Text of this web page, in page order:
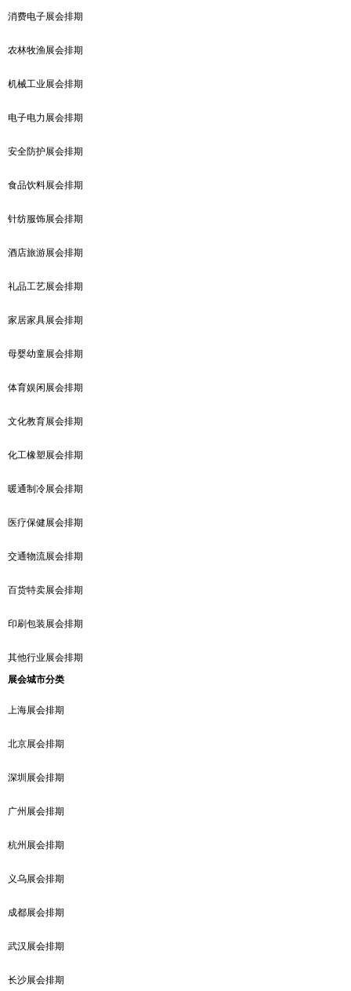
消费电子展会排期
农林牧渔展会排期
机械工业展会排期
电子电力展会排期
安全防护展会排期
食品饮料展会排期
针纺服饰展会排期
酒店旅游展会排期
礼品工艺展会排期
家居家具展会排期
母婴幼童展会排期
体育娱闲展会排期
文化教育展会排期
化工橡塑展会排期
暖通制冷展会排期
医疗保健展会排期
交通物流展会排期
百货特卖展会排期
印刷包装展会排期
其他行业展会排期
展会城市分类
上海展会排期
北京展会排期
深圳展会排期
广州展会排期
杭州展会排期
义乌展会排期
成都展会排期
武汉展会排期
长沙展会排期